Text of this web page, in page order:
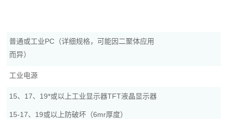
普通或工业PC（详细规格，可能因二聚体应用
而异）
工业电源
15、17、19*或以上工业显示器TFT液晶显示器
15-17、19或以上防破坏（6mr厚度）